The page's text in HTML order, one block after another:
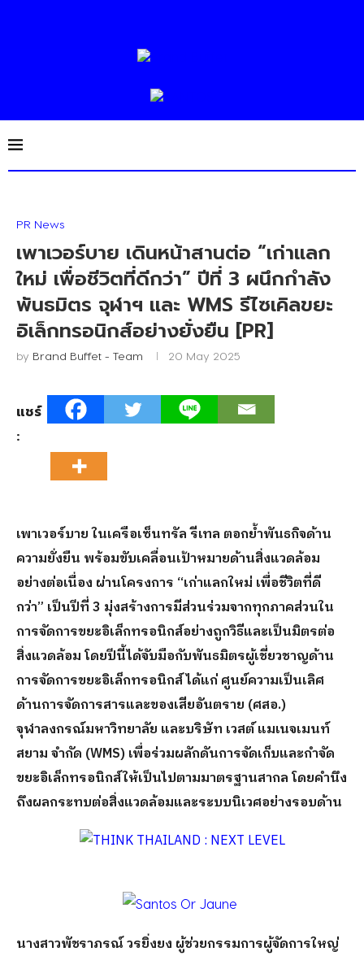
PR News
เพาเวอร์บาย เดินหน้าสานต่อ “เก่าแลก
ใหม่ เพื่อชีวิตที่ดีกว่า” ปีที่ 3 ผนึกกำลัง
พันธมิตร จุฬาฯ และ WMS รีไซเคิลขยะ
อิเล็กทรอนิกส์อย่างยั่งยืน [PR]
by Brand Buffet - Team 20 May 2025
แชร์
:
เพาเวอร์บาย ในเครือเซ็นทรัล รีเทล ตอกย้ำพันธกิจด้าน
ความยั่งยืน พร้อมขับเคลื่อนเป้าหมายด้านสิ่งแวดล้อม
อย่างต่อเนื่อง ผ่านโครงการ “เก่าแลกใหม่ เพื่อชีวิตที่ดี
กว่า” เป็นปีที่3 มุ่งสร้างการมีส่วนร่วมจากทุกภาคส่วนใน
การจัดการขยะอิเล็กทรอนิกส์อย่างถูกวิธีและเป็นมิตรต่อ
สิ่งแวดล้อม โดยปีนี้ได้จับมือกับพันธมิตรผู้เชี่ยวชาญด้าน
การจัดการขยะอิเล็กทรอนิกส์ ได้แก่ ศูนย์ความเป็นเลิศ
ด้านการจัดการสารและของเสียอันตราย (ศสอ.)
จุฬาลงกรณ์มหาวิทยาลัย และบริษัท เวสต์ แมเนจเมนท์
สยาม จำกัด (WMS) เพื่อร่วมผลักดันการจัดเก็บและกำจัด
ขยะอิเล็กทรอนิกส์ให้เป็นไปตามมาตรฐานสากล โดยคำนึง
ถึงผลกระทบต่อสิ่งแวดล้อมและระบบนิเวศอย่างรอบด้าน
นางสาวพัชราภรณ์ วรยิ่งยง ผู้ช่วยกรรมการผู้จัดการใหญ่